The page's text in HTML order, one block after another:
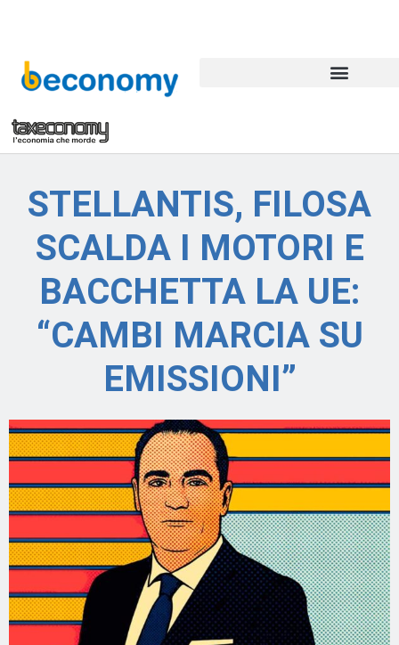
STELLANTIS, FILOSA
SCALDA I MOTORI E
BACCHETTA LA UE:
“CAMBI MARCIA SU
EMISSIONI”